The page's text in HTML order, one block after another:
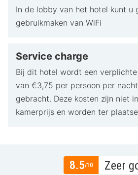
In de lobby van het hotel kunt u
gebruikmaken van WiFi
Service charge
Bij dit hotel wordt een
van €3,75 per persoon per
gebracht. Deze kosten zijn niet
kamerprijs en worden ter
8.5/10 Zeer